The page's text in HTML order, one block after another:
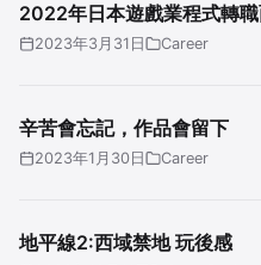
2022年日本遊戲業程式轉
2023年3月31日 Career
辛苦會忘記，作品會留下
2023年1月30日 Career
地平線2:西域禁地 玩後感